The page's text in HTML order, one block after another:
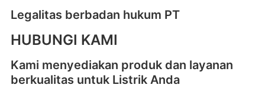
Legalitas berbadan hukum PT
HUBUNGI KAMI
Kami menyediakan produk dan layanan
berkualitas untuk Listrik Anda